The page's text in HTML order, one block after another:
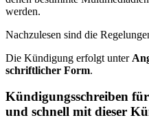
werden.
Nachzulesen sind die
Die Kündigung erfolgt unter
schriftlicher Form.
Kündigungsschreiben
und schnell mit dieser